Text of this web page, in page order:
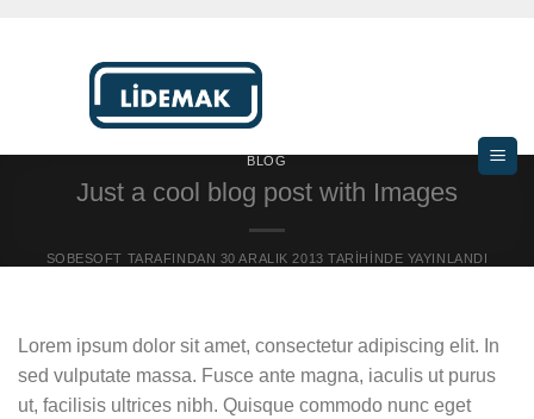
BLOG
Just a cool blog post with Images
SOBESOFT TARAFINDAN 30 ARALIK 2013 TARIHINDE YAYINLANDI
Lorem ipsum dolor sit amet, consectetur adipiscing elit. In
sed vulputate massa. Fusce ante magna, iaculis ut purus
ut, facilisis ultrices nibh. Quisque commodo nunc eget